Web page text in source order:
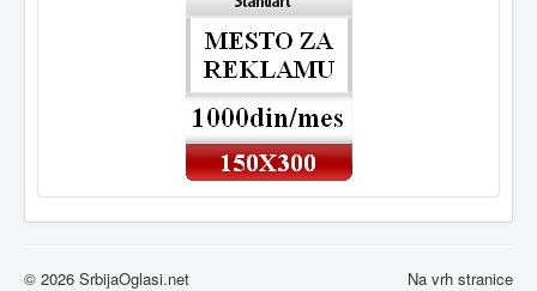
Na vrh stranice
© 2026 SrbijaOglasi.net